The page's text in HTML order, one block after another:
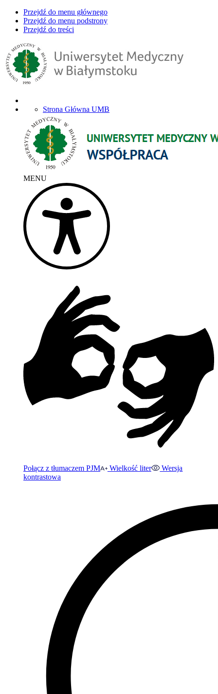
Przejdź do menu głównego
Przejdź do menu podstrony
Przejdź do treści
Strona Główna UMB
MENU
Połącz z tłumaczem PJM Wielkość liter
Wersja
kontrastowa